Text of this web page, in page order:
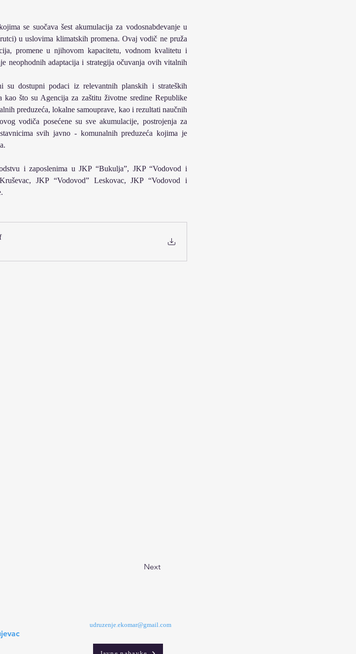
se suočava šest akumulacija za vodosnabdevanje u
u uslovima klimatskih promena. Ovaj vodič ne pruža
promene u njihovom kapacitetu, vodnom kvalitetu i
neophodnih adaptacija i strategija očuvanja ovih vitalnih
su dostupni podaci iz relevantnih planskih i strateških
što su Agencija za zaštitu životne sredine Republike
preduzeća, lokalne samouprave, kao i rezultati naučnih
vodiča posećene su sve akumulacije, postrojenja za
svih javno - komunalnih preduzeća kojima je
i zaposlenima u JKP “Bukulja”, JKP “Vodovod i
JKP “Vodovod” Leskovac, JKP “Vodovod i
Next
udruzenje.ekomar@gmail.com